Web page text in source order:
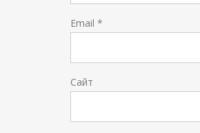
Email *
Сайт